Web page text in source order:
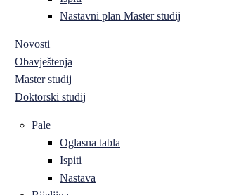
Nastavni plan Master studij
Novosti
Obavještenja
Master studij
Doktorski studij
Pale
Oglasna tabla
Ispiti
Nastava